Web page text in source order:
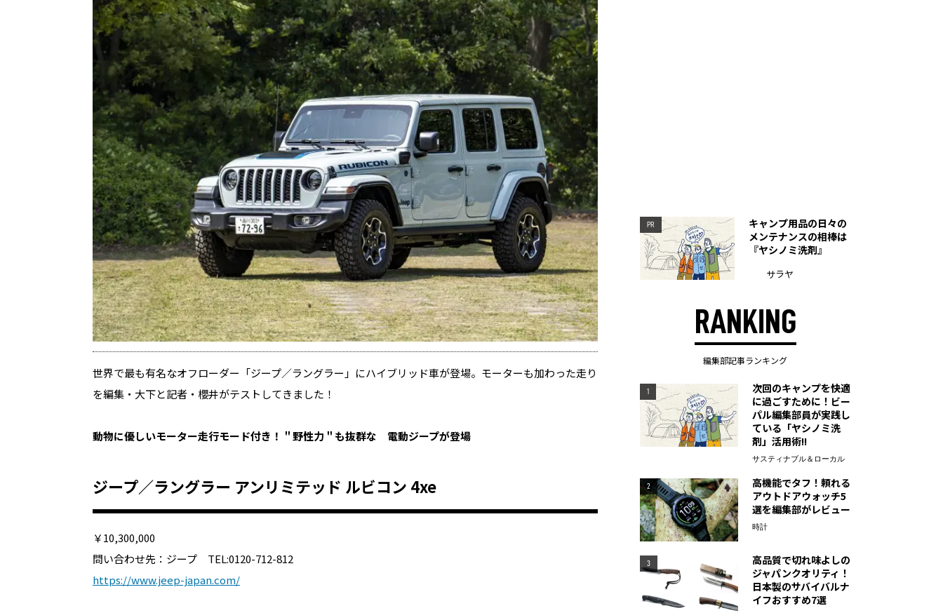
世界で最も有名なオフローダー「ジープ／ラングラー」にハイブリッド車が登場。モーターも加わった走り
を編集・大下と記者・櫻井がテストしてきました！
動物に優しいモーター走行モード付き！＂野性力＂も抜群な 電動ジープが登場
ジープ／ラングラー アンリミテッド ルビコン 4xe
￥10,300,000
問い合わせ先：ジープ TEL:0120-712-812
https://www.jeep-japan.com/
PR
キャンプ用品の日々の
メンテナンスの相棒は
『ヤシノミ洗剤』
サラヤ
RANKING
編集部記事ランキング
1
次回のキャンプを快適
に過ごすために！ビー
パル編集部員が実践し
ている「ヤシノミ洗
剤」活用術!!
サスティナブル＆ローカル
2
高機能でタフ！頼れる
アウトドアウォッチ5
選を編集部がレビュー
時計
3
高品質で切れ味よしの
ジャパンクオリティ！
日本製のサバイバルナ
イフおすすめ7選